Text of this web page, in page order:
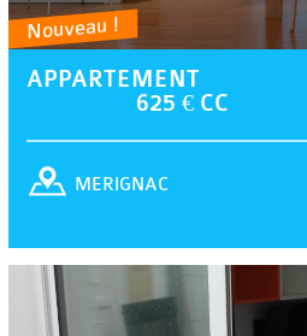
Nouveau !
APPARTEMENT
625 € CC
MERIGNAC